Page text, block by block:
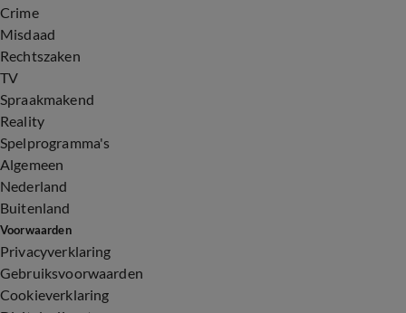
Crime
Misdaad
Rechtszaken
TV
Spraakmakend
Reality
Spelprogramma's
Algemeen
Nederland
Buitenland
Voorwaarden
Privacyverklaring
Gebruiksvoorwaarden
Cookieverklaring